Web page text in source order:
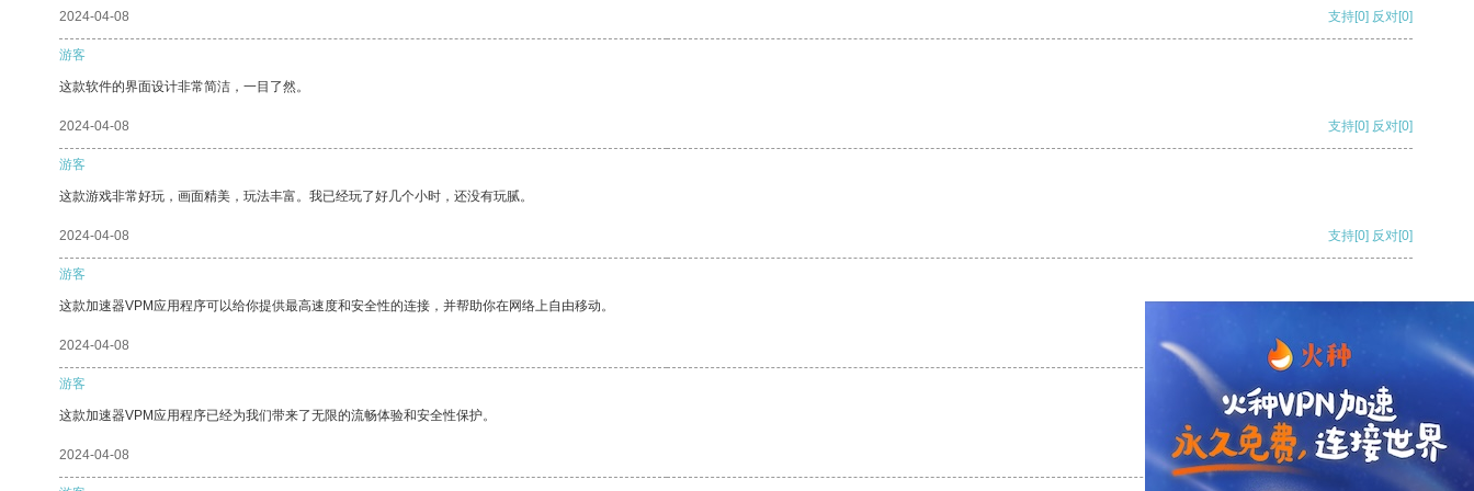
2024-04-08 支持[0] 反对[0]
游客
这款软件的界面设计非常简洁，一目了然。
2024-04-08 支持[0] 反对[0]
游客
这款游戏非常好玩，画面精美，玩法丰富。我已经玩了好几个小时，还没有玩腻。
2024-04-08 支持[0] 反对[0]
游客
这款加速器VPM应用程序可以给你提供最高速度和安全性的连接，并帮助你在网络上自由移动。
2024-04-08 支持
游客
这款加速器VPM应用程序已经为我们带来了无限的流畅体验和安全性保护。
2024-04-08 支持[0] 反对[0]